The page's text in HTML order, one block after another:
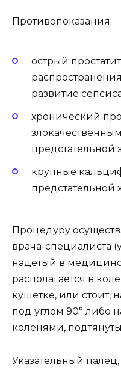
Противопоказания:
острый
развитие
хронический
предстательной
крупные
предстательной
Процедуру
врача-специалиста
надетый в
располагается в
кушетке, или стоит,
под углом 90° либо
коленями,
Указательный